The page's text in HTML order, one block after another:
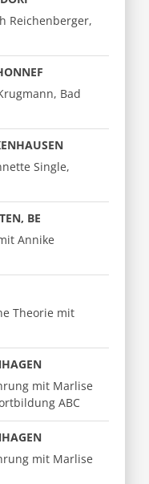
Reichenberger,
Bad
Single,
BE
Annike
Theorie mit
mit Marlise
ABC
mit Marlise